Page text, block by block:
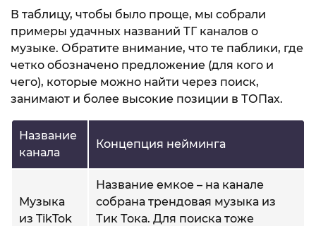
В таблицу, чтобы было проще, мы собрали
примеры удачных названий ТГ каналов о
музыке. Обратите внимание, что те паблики, где
четко обозначено предложение (для кого и
чего), которые можно найти через поиск,
занимают и более высокие позиции в ТОПах.
Название
канала
Концепция нейминга
Музыка
из TikTok
Название емкое – на канале
собрана трендовая музыка из
Тик Тока. Для поиска тоже